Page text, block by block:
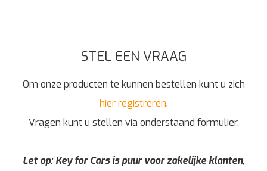
STEL EEN VRAAG
Om onze producten te kunnen bestellen kunt u zich
hier registreren.
Vragen kunt u stellen via onderstaand formulier.
Let op: Key for Cars is puur voor zakelijke klanten,